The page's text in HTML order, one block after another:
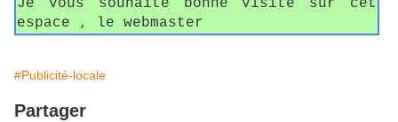
Je vous souhaite bonne visite sur cet
espace , le webmaster
#Publicité-locale
Partager